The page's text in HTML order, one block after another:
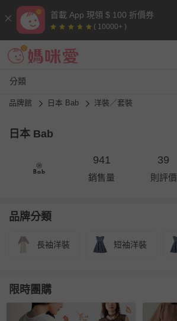
首載 App 現領 $ 100 折價券
( 10000+ )
分類
品牌館 日本 Bab 洋裝／套裝
日本 Bab
941
銷售量
39
則評價
品牌分類
長袖洋裝 短袖洋裝
限時團購